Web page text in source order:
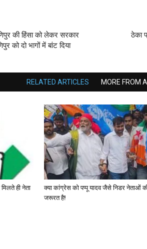
की हिंसा को लेकर सरकार
को दो भागों में बांट दिया
ठेका
RELATED ARTICLES MORE FROM
ही नेता
क्या कांग्रेस को पप्पू यादव जैसे निडर नेताओं
जरूरत है!